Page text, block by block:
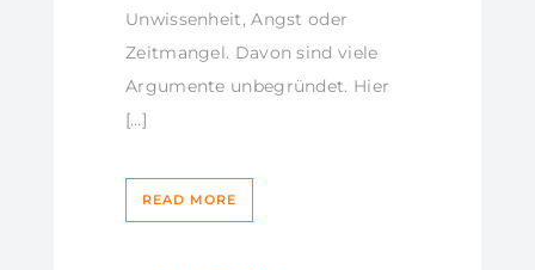
Unwissenheit, Angst oder
Zeitmangel. Davon sind viele
Argumente unbegründet. Hier
[…]
READ MORE